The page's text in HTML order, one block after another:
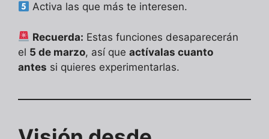
Activa las que más te interesen.
Recuerda: Estas funciones desaparecerán
el 5 de marzo, así que actívalas cuanto
antes si quieres experimentarlas.